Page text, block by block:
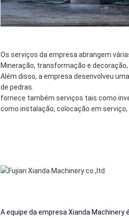
Os serviços da empresa abrangem
Mineração, transformação e
Além disso, a empresa desenvolveu
de pedras.
fornece também serviços tais como
como instalação, colocação em
A equipe da empresa Xianda